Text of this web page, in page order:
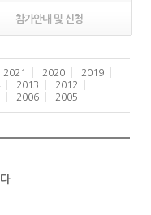
참가안내 및 신청
2021 2020
2019
2013
2012
2006 2005